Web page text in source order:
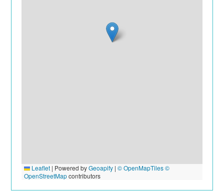
Leaflet | Powered byGeoapify |© OpenMapTiles ©
OpenStreetMapcontributors